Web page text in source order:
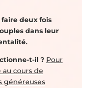
deux fois
dans leur
t-il ? Pour
cours de
généreuses